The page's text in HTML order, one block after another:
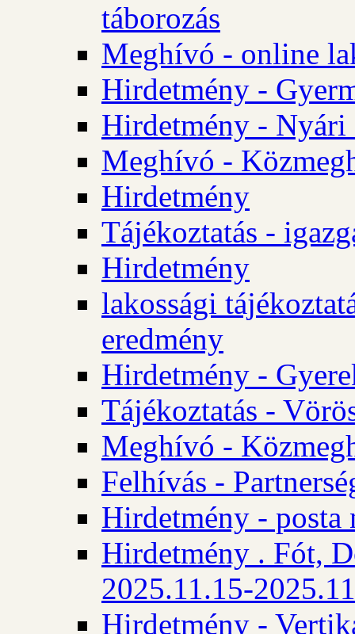
táborozás
Meghívó - online
Hirdetmény -
Hirdetmény - Nyári
Meghívó -
Hirdetmény
Tájékoztatás -
Hirdetmény
lakossági
eredmény
Hirdetmény -
Tájékoztatás -
Meghívó -
Felhívás -
Hirdetmény - posta
Hirdetmény . Fót,
2025.11.15-
Hirdetmény -